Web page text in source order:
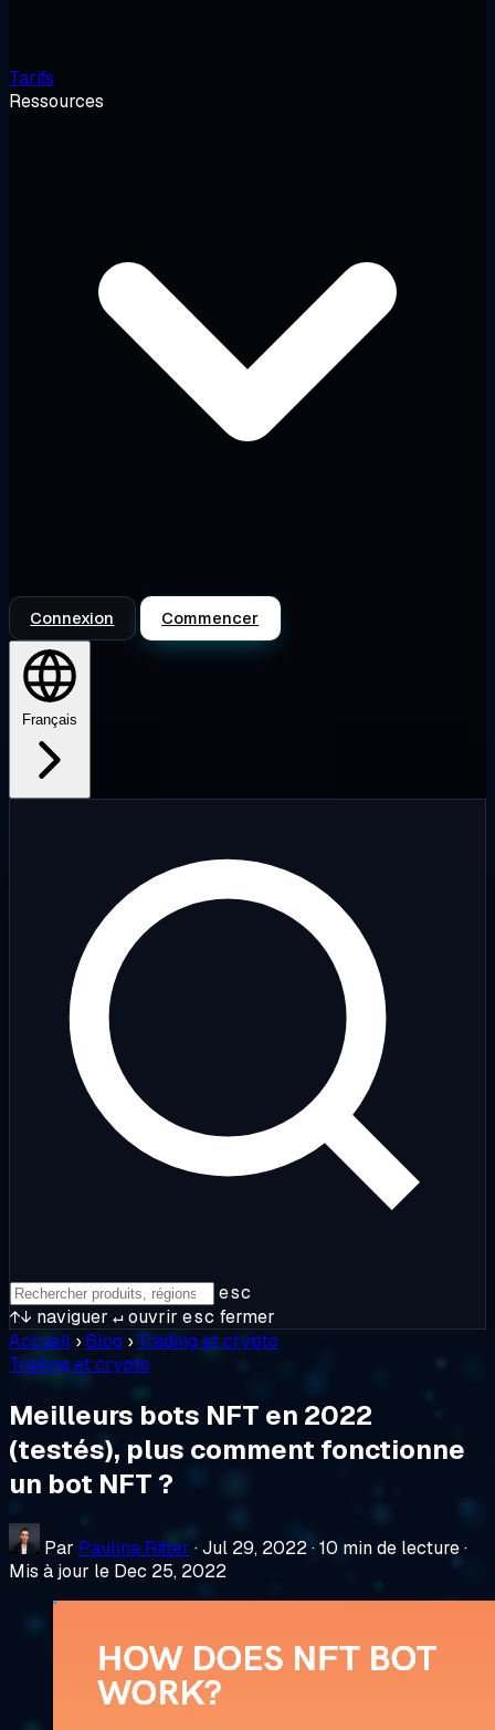
Tarifs
Ressources
Connexion Commencer
Français
esc
↑↓ naviguer ↵ouvrir esc fermer
Accueil › Blog › Trading et crypto
Trading et crypto
Meilleurs bots NFT en 2022
(testés), plus comment fonctionne
un bot NFT ?
Par Paulina Ritter ·Jul 29, 2022·10 min de lecture·
Mis à jour le Dec 25, 2022